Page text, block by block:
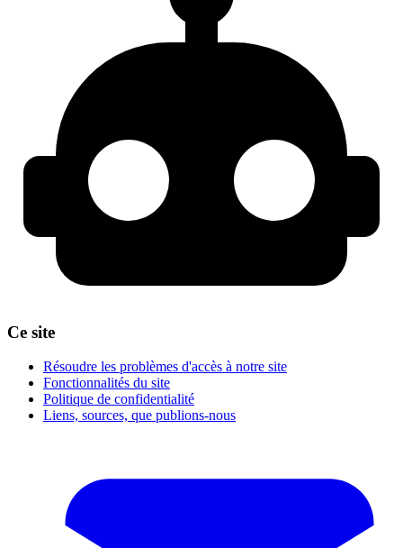
Ce site
Résoudre les problèmes d'accès à notre site
Fonctionnalités du site
Politique de confidentialité
Liens, sources, que publions-nous